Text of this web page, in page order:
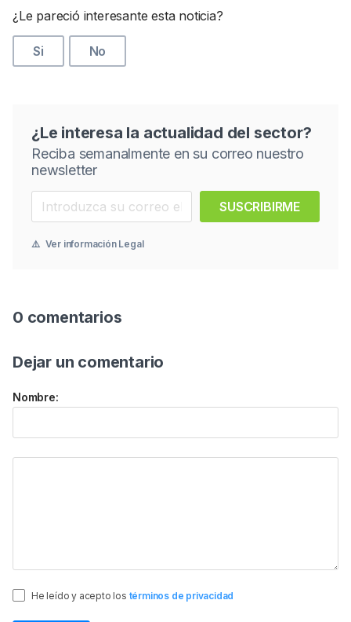
¿Le pareció interesante esta noticia?
Si No
¿Le interesa la actualidad del sector?
Reciba semanalmente en su correo nuestro
newsletter
SUSCRIBIRME
⚠️ Ver información Legal
0 comentarios
Dejar un comentario
Nombre:
He leído y acepto los términos de privacidad